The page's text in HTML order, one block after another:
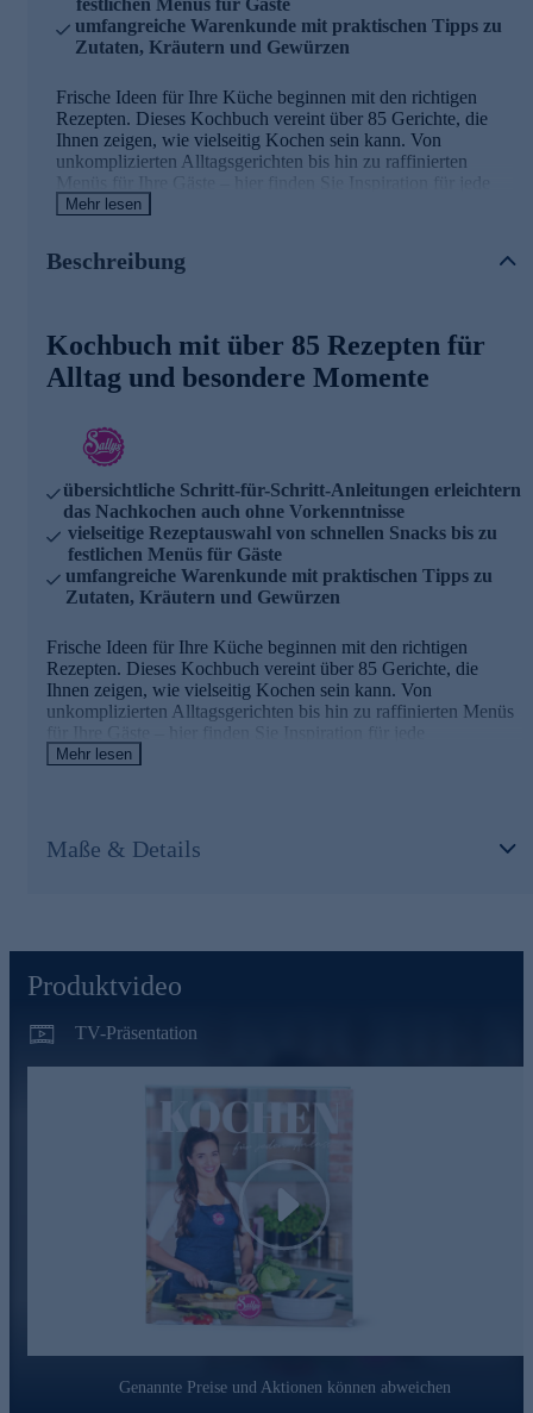
umfangreiche Warenkunde mit praktischen Tipps zu
Zutaten, Kräutern und Gewürzen
Frische Ideen für Ihre Küche beginnen mit den richtigen
Rezepten. Dieses Kochbuch vereint über 85 Gerichte, die
Ihnen zeigen, wie vielseitig Kochen sein kann. Von
unkomplizierten Alltagsgerichten bis hin zu raffinierten
Menüs für Ihre Gäste – hier finden Sie Inspiration für jede
Gelegenheit. Die bebilderten Anleitungen führen Sie Schritt
Seiten erwarten Sie nicht nur Rezepte, sondern auch
Mehr lesen
Beschreibung
Kochbuch mit über 85 Rezepten für
Alltag und besondere Momente
übersichtliche Schritt-für-Schritt-Anleitungen erleichtern
das Nachkochen auch ohne Vorkenntnisse
vielseitige Rezeptauswahl von schnellen Snacks bis zu
festlichen Menüs für Gäste
umfangreiche Warenkunde mit praktischen Tipps zu
Zutaten, Kräutern und Gewürzen
Frische Ideen für Ihre Küche beginnen mit den richtigen
Rezepten. Dieses Kochbuch vereint über 85 Gerichte, die
Ihnen zeigen, wie vielseitig Kochen sein kann. Von
unkomplizierten Alltagsgerichten bis hin zu raffinierten Menüs
für Ihre Gäste – hier finden Sie Inspiration für jede
Gelegenheit. Die bebilderten Anleitungen führen Sie Schritt für
Wissen über Lebensmittel, Gewürze und Kräuter. So wird
jedes Gericht zum Erfolg.
Mehr lesen
Maße & Details
Produktvideo
TV-Präsentation
Play
Genannte Preise und Aktionen können abweichen